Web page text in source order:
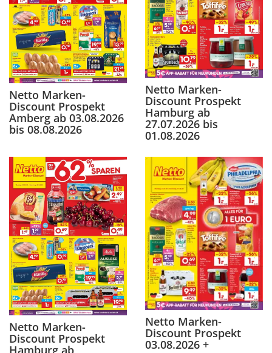
Netto Marken-
Discount Prospekt
Amberg ab 03.08.2026
bis 08.08.2026
Netto Marken-
Discount Prospekt
Hamburg ab
27.07.2026 bis
01.08.2026
Netto Marken-
Discount Prospekt
Hamburg ab
Netto Marken-
Discount Prospekt
03.08.2026 +